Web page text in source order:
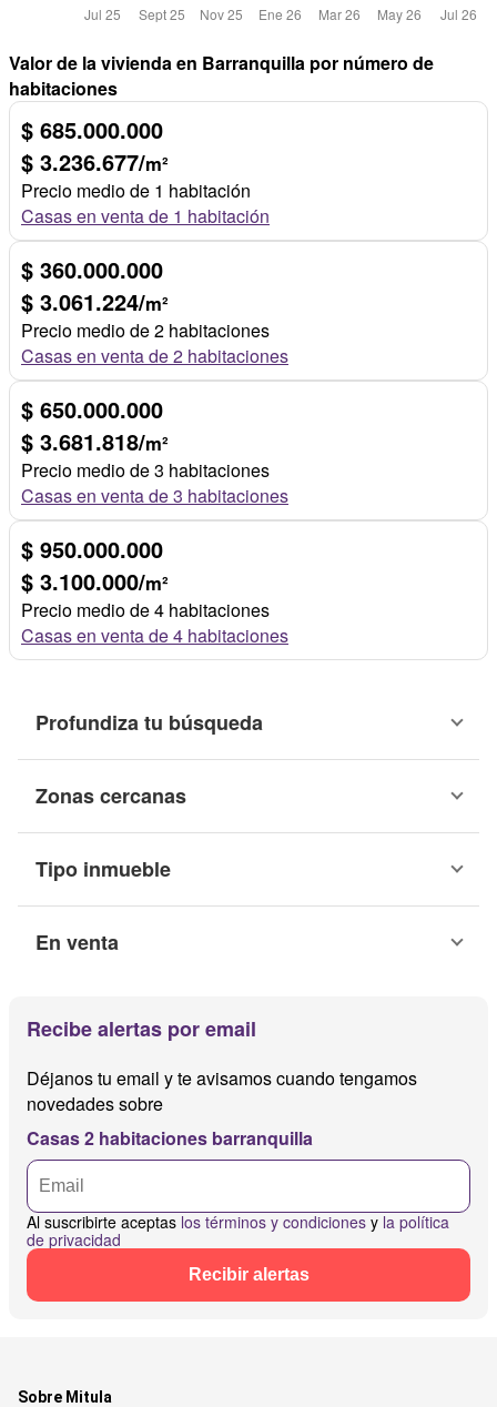
Valor de la vivienda en Barranquilla por número de
habitaciones
$ 685.000.000
$ 3.236.677/m²
Precio medio de 1 habitación
Casas en venta de 1 habitación
$ 360.000.000
$ 3.061.224/m²
Precio medio de 2 habitaciones
Casas en venta de 2 habitaciones
$ 650.000.000
$ 3.681.818/m²
Precio medio de 3 habitaciones
Casas en venta de 3 habitaciones
$ 950.000.000
$ 3.100.000/m²
Precio medio de 4 habitaciones
Casas en venta de 4 habitaciones
Profundiza tu búsqueda
Zonas cercanas
Tipo inmueble
En venta
Recibe alertas por email
Déjanos tu email y te avisamos cuando tengamos
novedades sobre
Casas 2 habitaciones barranquilla
Al suscribirte aceptas los términos y condiciones y la política
de privacidad
Recibir alertas
Sobre Mitula